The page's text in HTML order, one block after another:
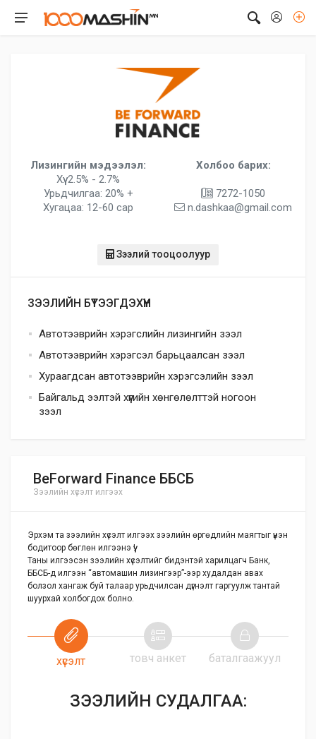
Лизингийн мэдээлэл:
Хүү: 2.5% - 2.7%
Урьдчилгаа: 20% +
Хугацаа: 12-60 сар
Холбоо барих:
7272-1050
n.dashkaa@gmail.com
Зээлий тооцоолуур
ЗЭЭЛИЙН БҮТЭЭГДЭХҮҮН
Автотээврийн хэрэгслийн лизингийн зээл
Автотээврийн хэрэгсэл барьцаалсан зээл
Хураагдсан автотээврийн хэрэгсэлийн зээл
Байгальд ээлтэй хүүгийн хөнгөлөлттэй ногоон
зээл
BeForward Finance ББСБ
Зээлийн хүсэлт илгээх
Эрхэм та зээлийн хүсэлт илгээх зээлийн өргөдлийн маягтыг үнэн
бодитоор бөглөн илгээнэ үү!
Таны илгээсэн зээлийн хүсэлтийг бидэнтэй харилцагч Банк,
ББСБ-д илгээн “автомашин лизингээр”-ээр худалдан авах
болзол хангаж буй талаар урьдчилсан дүгнэлт гаргуулж тантай
шуурхай холбогдох болно.
хүсэлт товч анкет баталгаажуул
ЗЭЭЛИЙН СУДАЛГАА: